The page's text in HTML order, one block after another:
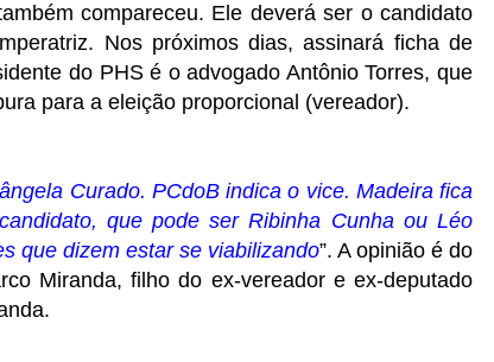
compareceu. Ele deverá ser o candidato
Nos próximos dias, assinará ficha de
do PHS é o advogado Antônio Torres, que
para a eleição proporcional (vereador).
Curado. PCdoB indica o vice. Madeira fica
que pode ser Ribinha Cunha ou Léo
que dizem estar se viabilizando”. A opinião é do
Miranda, filho do ex-vereador e ex-deputado